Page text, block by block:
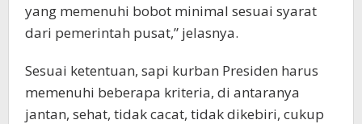
yang memenuhi bobot minimal sesuai syarat
dari pemerintah pusat,” jelasnya.
Sesuai ketentuan, sapi kurban Presiden harus
memenuhi beberapa kriteria, di antaranya
jantan, sehat, tidak cacat, tidak dikebiri, cukup